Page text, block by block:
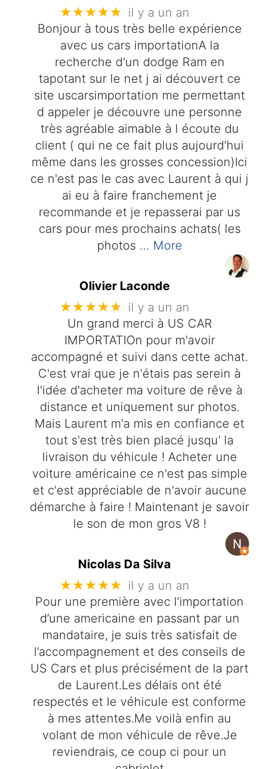
★★★★★ il y a un an
Bonjour à tous très belle expérience
avec us cars importationA la
recherche d'un dodge Ram en
tapotant sur le net j ai découvert ce
site uscarsimportation me permettant
d appeler je découvre une personne
très agréable aimable à l écoute du
client ( qui ne ce fait plus aujourd'hui
même dans les grosses concession)Ici
ce n'est pas le cas avec Laurent à qui j
ai eu à faire franchement je
recommande et je repasserai par us
cars pour mes prochains achats( les
photos … More
Olivier Laconde
★★★★★ il y a un an
Un grand merci à US CAR
IMPORTATIOn pour m'avoir
accompagné et suivi dans cette achat.
C'est vrai que je n'étais pas serein à
l'idée d'acheter ma voiture de rêve à
distance et uniquement sur photos.
Mais Laurent m'a mis en confiance et
tout s'est très bien placé jusqu' la
livraison du véhicule ! Acheter une
voiture américaine ce n'est pas simple
et c'est appréciable de n'avoir aucune
démarche à faire ! Maintenant je savoir
le son de mon gros V8 !
Nicolas Da Silva
★★★★★ il y a un an
Pour une première avec l’importation
d’une americaine en passant par un
mandataire, je suis très satisfait de
l’accompagnement et des conseils de
US Cars et plus précisément de la part
de Laurent.Les délais ont été
respectés et le véhicule est conforme
à mes attentes.Me voilà enfin au
volant de mon véhicule de rêve.Je
reviendrais, ce coup ci pour un